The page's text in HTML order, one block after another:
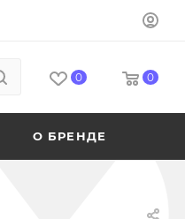
0 0
О БРЕНДЕ